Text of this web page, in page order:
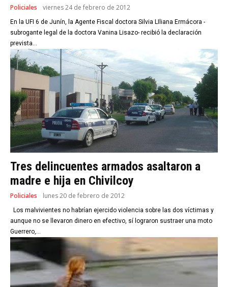
Policiales viernes 24 de febrero de 2012
En la UFI 6 de Junín, la Agente Fiscal doctora Silvia LIliana Ermácora -
subrogante legal de la doctora Vanina Lisazo- recibió la declaración
prevista...
Tres delincuentes armados asaltaron a
madre e hija en Chivilcoy
Policiales lunes 20 de febrero de 2012
Los malvivientes no habrían ejercido violencia sobre las dos víctimas y
aunque no se llevaron dinero en efectivo, sí lograron sustraer una moto
Guerrero,...